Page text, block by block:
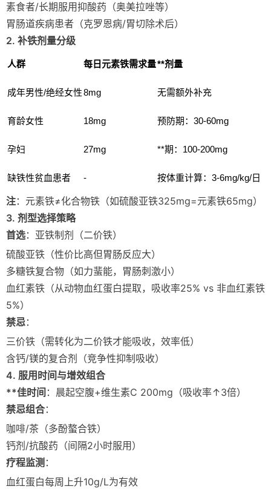
素食者/长期服用抑酸药（奥美拉唑等）
胃肠道疾病患者（克罗恩病/胃切除术后）
2. 补铁剂量分级
人群 每日元素铁需求量**剂量
成年男性/绝经女性8mg 无需额外补充
育龄女性 18mg 预防期：30-60mg
孕妇 27mg **期：100-200mg
缺铁性贫血患者 - 按体重计算：3-6mg/kg/日
注：元素铁≠化合物铁（如硫酸亚铁325mg=元素铁65mg）
3. 剂型选择策略
首选：亚铁制剂（二价铁）
硫酸亚铁（性价比高但胃肠反应大）
多糖铁复合物（如力蜚能，胃肠刺激小）
血红素铁（从动物血红蛋白提取，吸收率25% vs 非血红素铁
5%）
禁忌：
三价铁（需转化为二价铁才能吸收，效率低）
含钙/镁的复合剂（竞争性抑制吸收）
4. 服用时间与增效组合
**佳时间 ：晨起空腹+维生素C 200mg（吸收率↑3倍）
禁忌组合：
咖啡/茶（多酚螯合铁）
钙剂/抗酸药（间隔2小时服用）
疗程监测 ：
血红蛋白每周上升10g/L为有效